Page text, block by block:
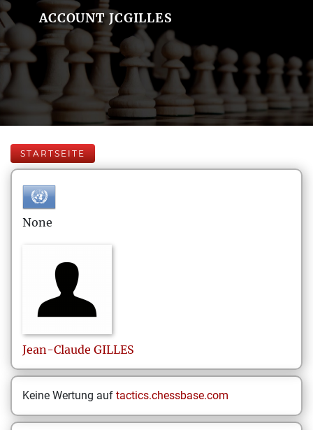
ACCOUNT JCGILLES
STARTSEITE
None
Jean-Claude GILLES
Keine Wertung auf tactics.chessbase.com